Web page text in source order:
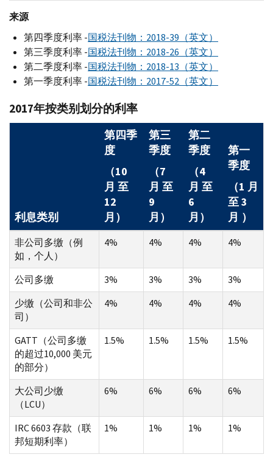
来源
第四季度利率 -国税法刊物：2018-39（英文）
第三季度利率 -国税法刊物：2018-26（英文）
第二季度利率 -国税法刊物：2018-13（英文）
第一季度利率 -国税法刊物：2017-52（英文）
2017年按类别划分的利率
利息类别
第四季
度
（10
月 至
12
月）
第三
季度
（7
月 至
9
月）
第二
季度
（4
月 至
6
月）
第一
季度
（1 月
至 3
月 ）
非公司多缴（例
如，个人）
4% 4% 4% 4%
公司多缴 3% 3% 3%
3%
少缴（公司和非公
司）
4% 4% 4% 4%
GATT（公司多缴
的超过10,000 美元
的部分）
1.5% 1.5% 1.5% 1.5%
大公司少缴
（LCU）
6% 6% 6% 6%
IRC 6603 存款（联
邦短期利率）
1% 1% 1% 1%